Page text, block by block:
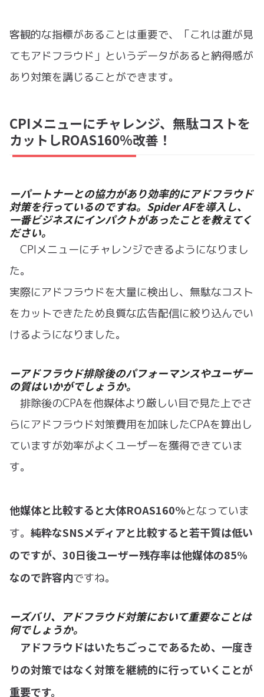
客観的な指標があることは重要で、「これは誰が見
てもアドフラウド」というデータがあると納得感が
あり対策を講じることができます。
CPIメニューにチャレンジ、無駄コストを
カットしROAS160%改善！
ーパートナーとの協力があり効率的にアドフラウド
対策を行っているのですね。Spider AFを導入し、
一番ビジネスにインパクトがあったことを教えてく
ださい。
CPIメニューにチャレンジできるようになりまし
た。
実際にアドフラウドを大量に検出し、無駄なコスト
をカットできたため良質な広告配信に絞り込んでい
けるようになりました。
ーアドフラウド排除後のパフォーマンスやユーザー
の質はいかがでしょうか。
排除後のCPAを他媒体より厳しい目で見た上でさ
らにアドフラウド対策費用を加味したCPAを算出し
ていますが効率がよくユーザーを獲得できていま
す。
他媒体と比較すると大体ROAS160%となっていま
す。 純粋なSNSメディアと比較すると若干質は低い
のですが、30日後ユーザー残存率は他媒体の85%
なので許容内ですね。
ーズバリ、アドフラウド対策において重要なことは
何でしょうか。
アドフラウドはいたちごっこであるため、一度き
りの対策ではなく対策を継続的に行っていくことが
重要です。